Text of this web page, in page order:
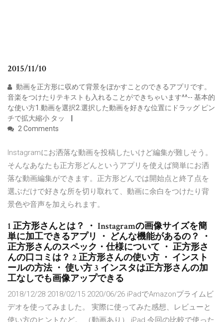
2015/11/10
動画を正方形に収めて背景をぼかすことのできるアプリです。
音楽をつけたりテキストも入れることができちゃいます^^-- 基本的
な使い方1.動画を選択2.選択した動画を好きな位置にドラッグ ピン
チで拡大縮小 タッ
2 Comments
Instagramにお洒落な動画を投稿したいけど編集が難しそう。
そんなあなたも正方形どんというアプリを使えば簡単にお洒
落な動画編集ができます。正方形どんでは開始点と終了点を
選ぶだけで好きな所を切り取れて、動画に余白をつけたり背
景色や音声を加えられます。
1 正方形さんとは？ ・ Instagramの画像サイズを簡
単に加工できるアプリ ・ どんな機能があるの？ ・
正方形さんのスペック・仕様について ・ 正方形さ
んの口コミは？ 2 正方形さんの使い方 ・ インスト
ールの方法 ・ 使い方 3 インスタは正方形さんの加
工なしでも画像アップできる
2018/12/28 2018/02/15 2020/06/26 iPadでAmazonプライムビ
デオを使ってみました。 実際に使ってみた感想、レビューと